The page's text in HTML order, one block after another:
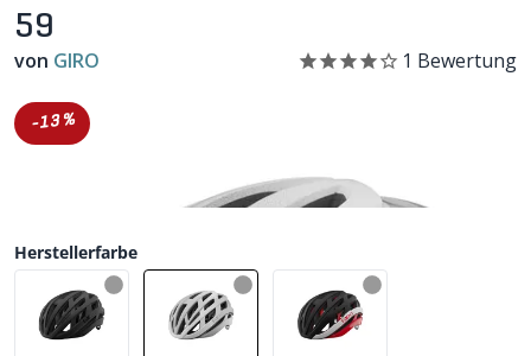
59
von GIRO 1 Bewertung
-13%
Herstellerfarbe